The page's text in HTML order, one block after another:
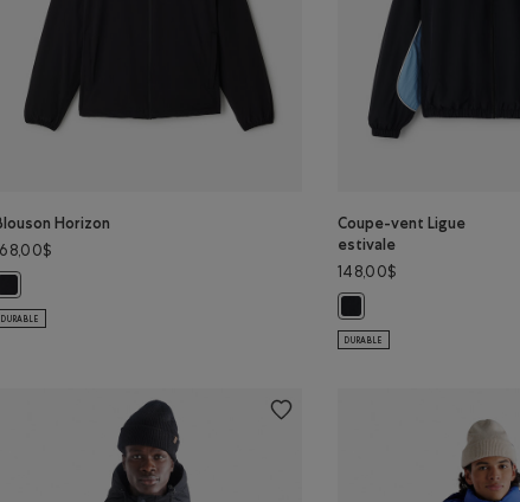
Horizon
DURABLE
Coupe-vent Ligue
estivale
148,00$
DURABLE